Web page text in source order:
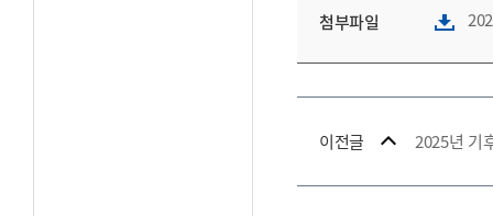
첨부파일
이전글